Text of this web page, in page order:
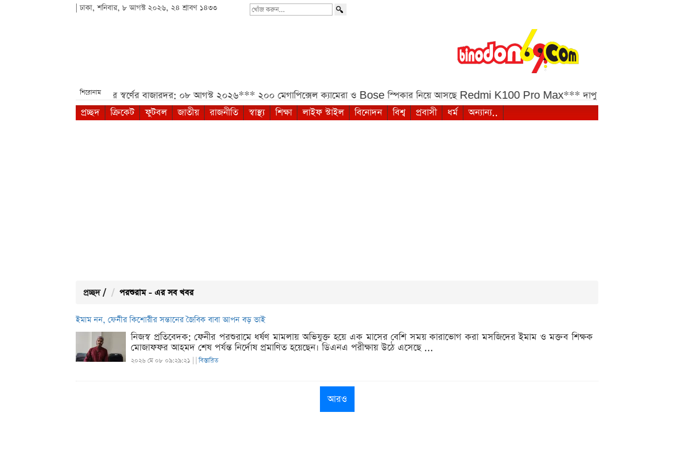
| ঢাকা, শনিবার, ৮ আগস্ট ২০২৬, ২৪ শ্রাবণ ১৪৩৩
খোঁজ
শিরোনাম
আজকের স্বর্ণের বাজারদর: ০৮ আগস্ট ২০২৬*** ২০০ মেগাপিক্সেল ক্যামেরা ও Bose স্পিকার নিয়ে আসছে Redmi K100 Pro Max*** দাপুটে জয়ে ত্রিদেশীয়
প্রচ্ছদ
ক্রিকেট ফুটবল জাতীয় রাজনীতি স্বাস্থ্য শিক্ষা লাইফ স্টাইল বিনোদন বিশ্ব প্রবাসী ধর্ম অন্যান্য..
প্রচ্ছদ / পরশুরাম - এর সব খবর
ইমাম নন, ফেনীর কিশোরীর সন্তানের জৈবিক বাবা আপন বড় ভাই
নিজস্ব প্রতিবেদক: ফেনীর পরশুরামে ধর্ষণ মামলায় অভিযুক্ত হয়ে এক মাসের বেশি সময় কারাভোগ করা মসজিদের ইমাম ও মক্তব শিক্ষক
মোজাফফর আহমদ শেষ পর্যন্ত নির্দোষ প্রমাণিত হয়েছেন। ডিএনএ পরীক্ষায় উঠে এসেছে ...
২০২৬ মে ০৮ ০৯:২৯:২১ | |বিস্তারিত
আরও